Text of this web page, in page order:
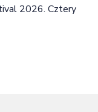
2026. Cztery